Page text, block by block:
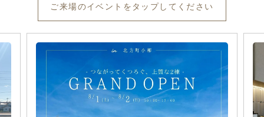
ご来場のイベントをタップしてください